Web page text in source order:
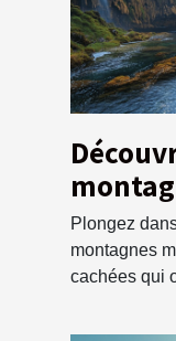
locales
Plongez
montagnes
cachées qui